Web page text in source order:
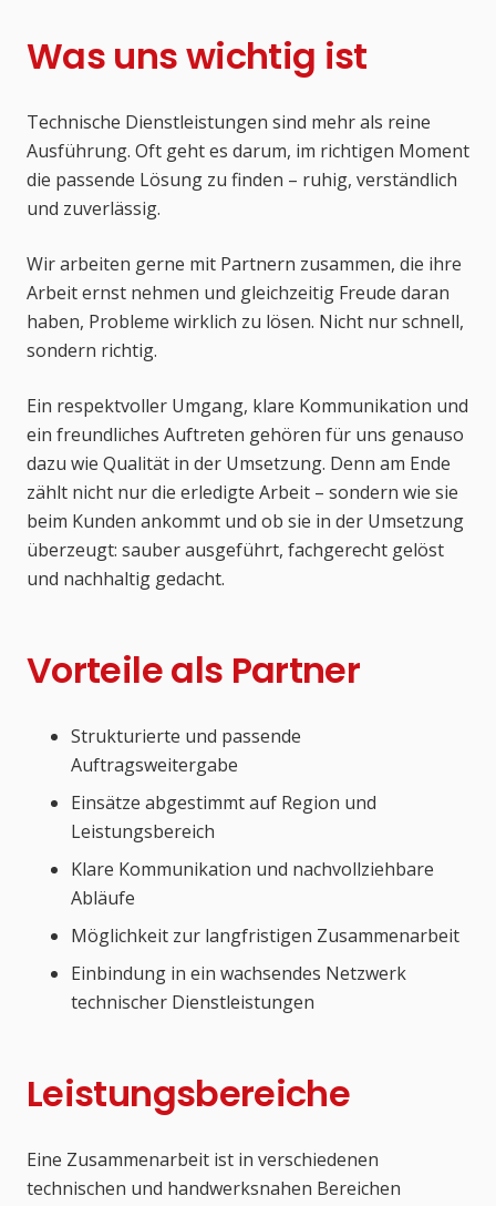
Was uns wichtig ist
Technische Dienstleistungen sind mehr als reine
Ausführung. Oft geht es darum, im richtigen Moment
die passende Lösung zu finden – ruhig, verständlich
und zuverlässig.
Wir arbeiten gerne mit Partnern zusammen, die ihre
Arbeit ernst nehmen und gleichzeitig Freude daran
haben, Probleme wirklich zu lösen. Nicht nur schnell,
sondern richtig.
Ein respektvoller Umgang, klare Kommunikation und
ein freundliches Auftreten gehören für uns genauso
dazu wie Qualität in der Umsetzung. Denn am Ende
zählt nicht nur die erledigte Arbeit – sondern wie sie
beim Kunden ankommt und ob sie in der Umsetzung
überzeugt: sauber ausgeführt, fachgerecht gelöst
und nachhaltig gedacht.
Vorteile als Partner
Strukturierte und passende
Auftragsweitergabe
Einsätze abgestimmt auf Region und
Leistungsbereich
Klare Kommunikation und nachvollziehbare
Abläufe
Möglichkeit zur langfristigen Zusammenarbeit
Einbindung in ein wachsendes Netzwerk
technischer Dienstleistungen
Leistungsbereiche
Eine Zusammenarbeit ist in verschiedenen
technischen und handwerksnahen Bereichen